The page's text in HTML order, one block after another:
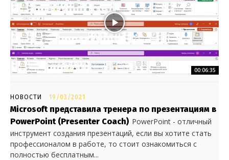
00:06:35
НОВОСТИ 19/03/2021
Microsoft представила тренера по презентациям в
PowerPoint (Presenter Coach) PowerPoint - отличный
инструмент создания презентаций, если вы хотите стать
профессионалом в работе, то стоит ознакомиться с
полностью бесплатным...